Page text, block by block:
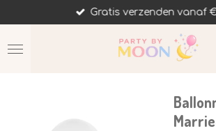
direct
naar
de
Gratis verzenden vanaf